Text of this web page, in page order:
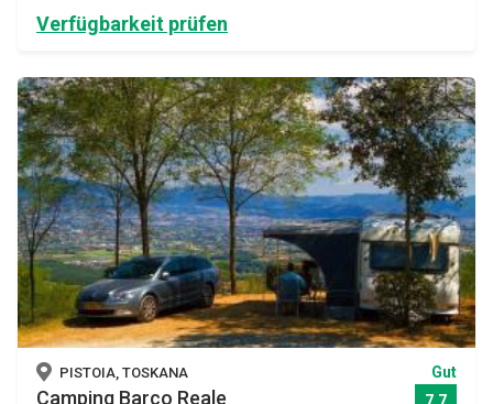
Verfügbarkeit prüfen
PISTOIA, TOSKANA
Camping Barco Reale
Gut